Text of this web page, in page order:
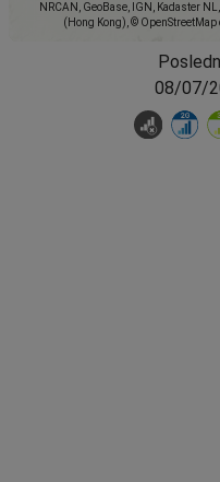
NRCAN, GeoBase, IGN, Kadaster
(Hong Kong), ©
08/07/